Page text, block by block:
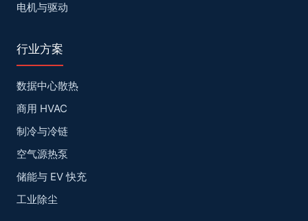
电机与驱动
行业方案
数据中心散热
商用 HVAC
制冷与冷链
空气源热泵
储能与 EV 快充
工业除尘